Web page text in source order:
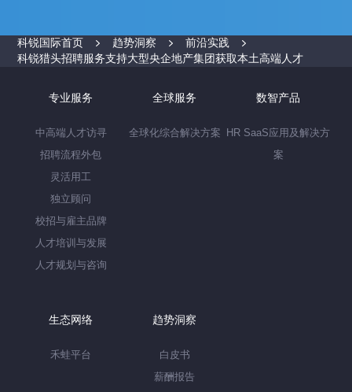
科锐国际首页 趋势洞察
前沿实践
科锐猎头招聘服务支持大型央企地产集团获取本土高端人才
专业服务
中高端人才访寻
招聘流程外包
灵活用工
独立顾问
校招与雇主品牌
人才培训与发展
人才规划与咨询
全球服务
全球化综合解决方案
数智产品
HR SaaS应用及解决方
案
生态网络
禾蛙平台
趋势洞察
白皮书
薪酬报告